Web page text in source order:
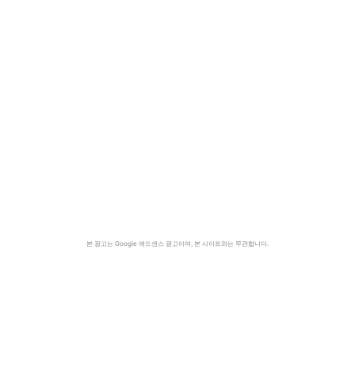
본 광고는 Google 애드센스 광고이며, 본 사이트와는 무관합니다.